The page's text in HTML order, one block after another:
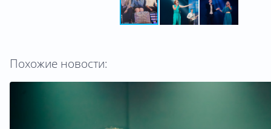
Похожие новости: